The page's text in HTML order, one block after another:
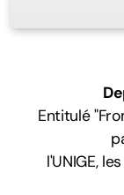
Entitulé
l'UNIGE,